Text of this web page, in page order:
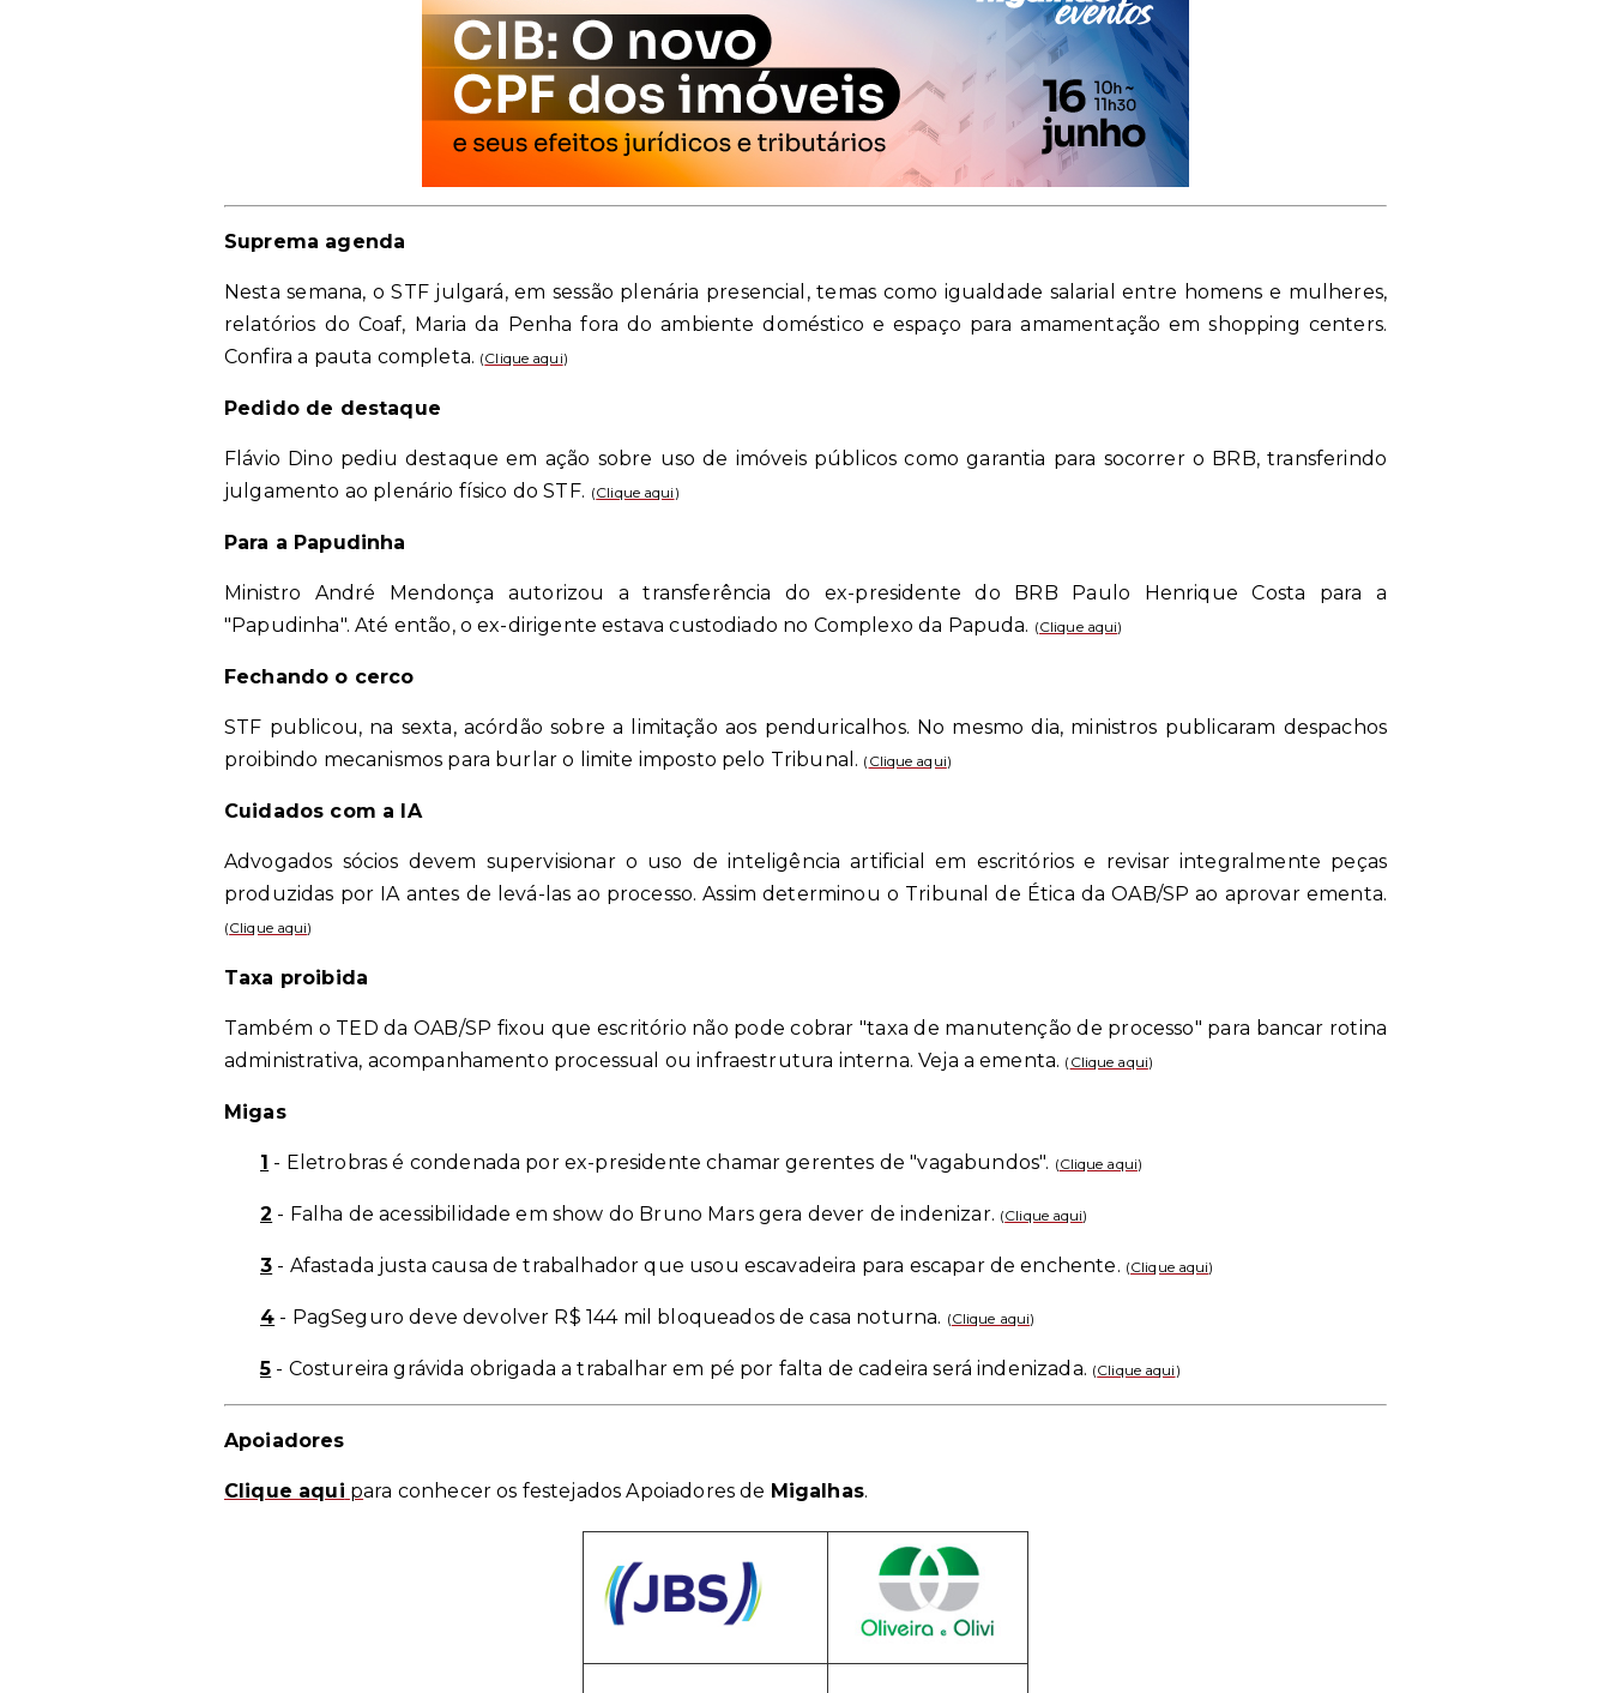
Suprema agenda
Nesta semana, o STF julgará, em sessão plenária presencial, temas como igualdade salarial entre homens e mulheres,
relatórios do Coaf, Maria da Penha fora do ambiente doméstico e espaço para amamentação em shopping centers.
Confira a pauta completa. (Clique aqui)
Pedido de destaque
Flávio Dino pediu destaque em ação sobre uso de imóveis públicos como garantia para socorrer o BRB, transferindo
julgamento ao plenário físico do STF. (Clique aqui )
Para a Papudinha
Ministro André Mendonça autorizou a transferência do ex-presidente do BRB Paulo Henrique Costa para a
"Papudinha". Até então, o ex-dirigente estava custodiado no Complexo da Papuda. (Clique aqui)
Fechando o cerco
STF publicou, na sexta, acórdão sobre a limitação aos penduricalhos. No mesmo dia, ministros publicaram despachos
proibindo mecanismos para burlar o limite imposto pelo Tribunal. ( Clique aqui)
Cuidados com a IA
Advogados sócios devem supervisionar o uso de inteligência artificial em escritórios e revisar integralmente peças
produzidas por IA antes de levá-las ao processo. Assim determinou o Tribunal de Ética da OAB/SP ao aprovar ementa.
(Clique aqui)
Taxa proibida
Também o TED da OAB/SP fixou que escritório não pode cobrar "taxa de manutenção de processo" para bancar rotina
administrativa, acompanhamento processual ou infraestrutura interna. Veja a ementa. ( Clique aqui)
Migas
1 - Eletrobras é condenada por ex-presidente chamar gerentes de "vagabundos". (Clique aqui)
2 - Falha de acessibilidade em show do Bruno Mars gera dever de indenizar. (Clique aqui)
3 - Afastada justa causa de trabalhador que usou escavadeira para escapar de enchente. (Clique aqui)
4 - PagSeguro deve devolver R$ 144 mil bloqueados de casa noturna. (Clique aqui)
5 - Costureira grávida obrigada a trabalhar em pé por falta de cadeira será indenizada. (Clique aqui )
Apoiadores
Clique aqui para conhecer os festejados Apoiadores de Migalhas.